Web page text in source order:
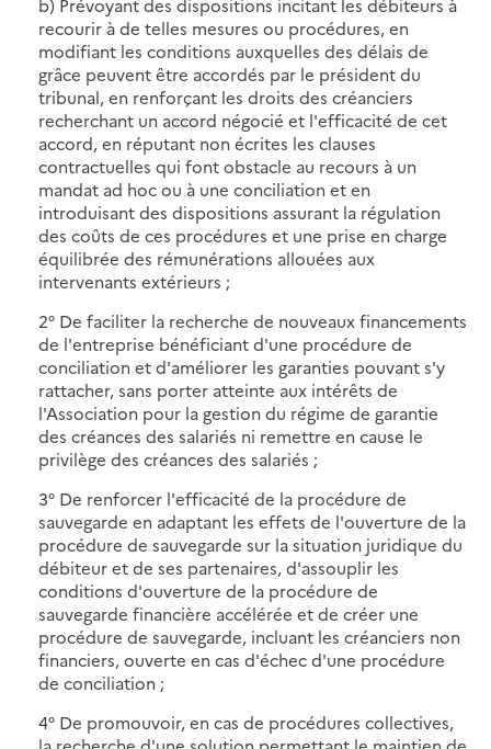
recourir à de telles mesures ou procédures, en
modifiant les conditions auxquelles des délais de
grâce peuvent être accordés par le président du
tribunal, en renforçant les droits des créanciers
recherchant un accord négocié et l'efficacité de cet
accord, en réputant non écrites les clauses
contractuelles qui font obstacle au recours à un
mandat ad hoc ou à une conciliation et en
introduisant des dispositions assurant la régulation
des coûts de ces procédures et une prise en charge
équilibrée des rémunérations allouées aux
intervenants extérieurs ;
2° De faciliter la recherche de nouveaux financements
de l'entreprise bénéficiant d'une procédure de
conciliation et d'améliorer les garanties pouvant s'y
rattacher, sans porter atteinte aux intérêts de
l'Association pour la gestion du régime de garantie
des créances des salariés ni remettre en cause le
privilège des créances des salariés ;
3° De renforcer l'efficacité de la procédure de
sauvegarde en adaptant les effets de l'ouverture de la
procédure de sauvegarde sur la situation juridique du
débiteur et de ses partenaires, d'assouplir les
conditions d'ouverture de la procédure de
sauvegarde financière accélérée et de créer une
procédure de sauvegarde, incluant les créanciers non
financiers, ouverte en cas d'échec d'une procédure
de conciliation ;
4° De promouvoir, en cas de procédures collectives,